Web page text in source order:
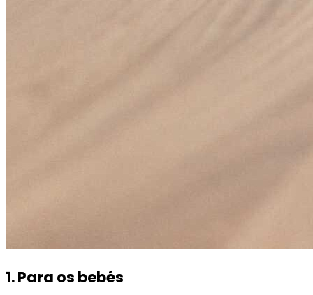
1. Para os bebés